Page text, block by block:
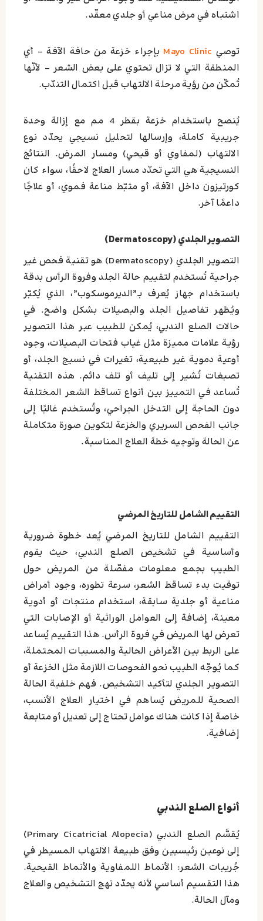
اشتباه في مرض مناعي أو جلدي معقّد.
توصي Mayo Clinic بإجراء خزعة من حافة الآفة – أي
المنطقة التي لا تزال تحتوي على بعض الشعر – لأنّها
تُمكّن من رؤية مرحلة الالتهاب قبل اكتمال التندّب.
يُنصح باستخدام خزعة بقطر 4 مم مع إزالة وحدة
جريبية كاملة، وإرسالها لتحليل نسيجي يحدّد نوع
الالتهاب (لمفاوي أو قيحي) ومسار المرض. النتائج
النسيجية هي التي تحدّد مسار العلاج لاحقًا، سواء كان
كورتيزون داخل الآفة، أو مثبّط مناعة فموي، أو علاجًا
داعمًا آخر.
التصوير الجلدي (Dermatoscopy)
التصوير الجلدي (Dermatoscopy) هو تقنية فحص غير
جراحية تُستخدم لتقييم حالة الجلد وفروة الرأس بدقة
باستخدام جهاز يُعرف بـ”الديرموسكوب”، الذي يُكبّر
ويُظهر تفاصيل الجلد والبصيلات بشكل واضح. في
حالات الصلع الندبي، يُمكن للطبيب عبر هذا التصوير
رؤية علامات مميزة مثل غياب فتحات البصيلات، وجود
أوعية دموية غير طبيعية، تغيرات في نسيج الجلد، أو
تصبغات تُشير إلى تليف أو تلف دائم. هذه التقنية
تُساعد في التمييز بين أنواع تساقط الشعر المختلفة
دون الحاجة إلى التدخل الجراحي، وتُستخدم غالبًا إلى
جانب الفحص السريري والخزعة لتكوين صورة متكاملة
عن الحالة وتوجيه خطة العلاج المناسبة.
التقييم الشامل للتاريخ المرضي
التقييم الشامل للتاريخ المرضي يُعد خطوة ضرورية
وأساسية في تشخيص الصلع الندبي، حيث يقوم
الطبيب بجمع معلومات مفصّلة من المريض حول
توقيت بدء تساقط الشعر، سرعة تطوره، وجود أمراض
مناعية أو جلدية سابقة، استخدام منتجات أو أدوية
معينة، إضافة إلى العوامل الوراثية أو الإصابات التي
تعرض لها المريض في فروة الرأس. هذا التقييم يُساعد
على الربط بين الأعراض الحالية والمسببات المحتملة،
كما يُوجّه الطبيب نحو الفحوصات اللازمة مثل الخزعة أو
التصوير الجلدي لتأكيد التشخيص. فهم خلفية الحالة
الصحية للمريض يُساهم في اختيار العلاج الأنسب،
خاصة إذا كانت هناك عوامل تحتاج إلى تعديل أو متابعة
إضافية.
أنواع الصلع الندبي
يُقسَّم الصلع الندبي (Primary Cicatricial Alopecia)
إلى نوعين رئيسيين وفق طبيعة الالتهاب المسيطر في
جُريبات الشعر: الأنماط اللمفاوية والأنماط القيحية.
هذا التقسيم أساسي لأنه يحدّد نهج التشخيص والعلاج
ومآل الحالة.